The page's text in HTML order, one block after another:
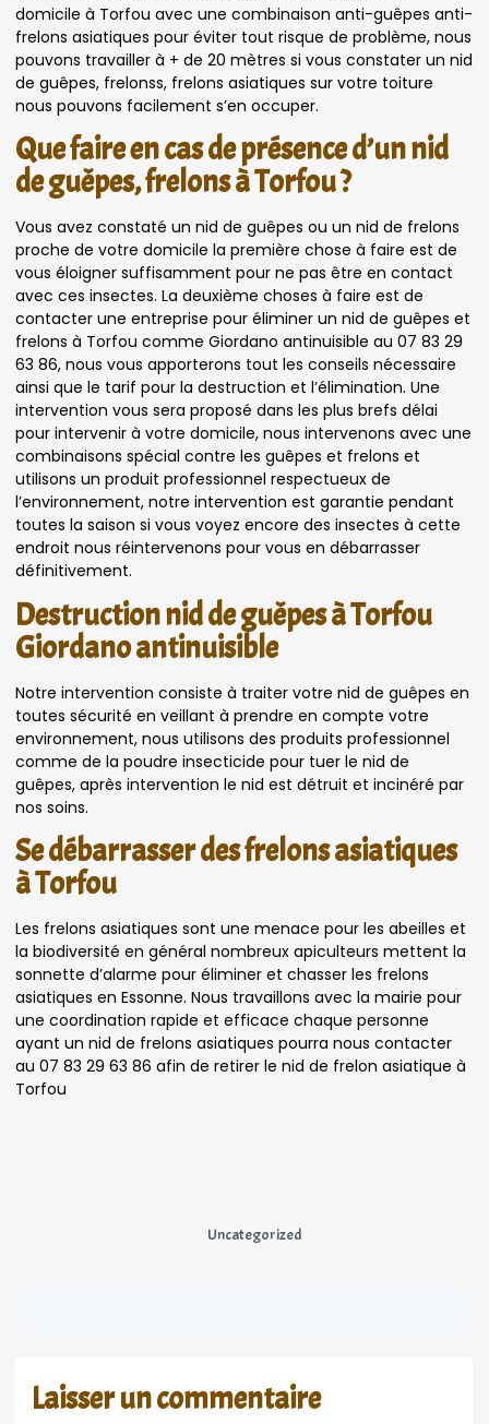
domicile à Torfou avec une combinaison anti-guêpes anti-
frelons asiatiques pour éviter tout risque de problème, nous
pouvons travailler à + de 20 mètres si vous constater un nid
de guêpes, frelonss, frelons asiatiques sur votre toiture
nous pouvons facilement s’en occuper.
Que faire en cas de présence d’un nid
de guêpes, frelons à Torfou ?
Vous avez constaté un nid de guêpes ou un nid de frelons
proche de votre domicile la première chose à faire est de
vous éloigner suffisamment pour ne pas être en contact
avec ces insectes. La deuxième choses à faire est de
contacter une entreprise pour éliminer un nid de guêpes et
frelons à Torfou comme Giordano antinuisible au 07 83 29
63 86, nous vous apporterons tout les conseils nécessaire
ainsi que le tarif pour la destruction et l’élimination. Une
intervention vous sera proposé dans les plus brefs délai
pour intervenir à votre domicile, nous intervenons avec une
combinaisons spécial contre les guêpes et frelons et
utilisons un produit professionnel respectueux de
l’environnement, notre intervention est garantie pendant
toutes la saison si vous voyez encore des insectes à cette
endroit nous réintervenons pour vous en débarrasser
définitivement.
Destruction nid de guêpes à Torfou
Giordano antinuisible
Notre intervention consiste à traiter votre nid de guêpes en
toutes sécurité en veillant à prendre en compte votre
environnement, nous utilisons des produits professionnel
comme de la poudre insecticide pour tuer le nid de
guêpes, après intervention le nid est détruit et incinéré par
nos soins.
Se débarrasser des frelons asiatiques
à Torfou
Les frelons asiatiques sont une menace pour les abeilles et
la biodiversité en général nombreux apiculteurs mettent la
sonnette d’alarme pour éliminer et chasser les frelons
asiatiques en Essonne. Nous travaillons avec la mairie pour
une coordination rapide et efficace chaque personne
ayant un nid de frelons asiatiques pourra nous contacter
au 07 83 29 63 86 afin de retirer le nid de frelon asiatique à
Torfou
Uncategorized
Laisser un commentaire